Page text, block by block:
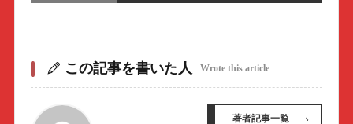
この記事を書いた人 Wrote this article
著者記事一覧